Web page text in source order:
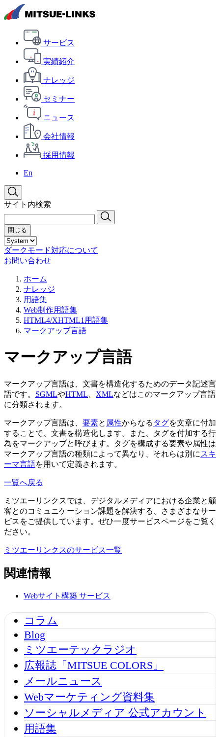
サービス
実績紹介
ナレッジ
セミナー
ニュース
会社情報
採用情報
En
サイト内検索
閉じる
ダークモード対応について
お問い合わせ
ホーム
ナレッジ
用語集
Web制作用語集
HTML4/XHTML1用語集
マークアップ言語
マークアップ言語
マークアップ言語は、文書を構造化するためのデータ記述言
語です。 SGMLやHTML XMLなどはこのマークアップ言語
に分類されます。
マークアップ言語は、 要素と 属性からなる タグを文章に付加
することで、文書を構造化します。また、タグを付加する行
為をマークアップと呼びます。タグを構成する要素や属性は
マークアップ言語の種類によって異なり、それらは別に スキ
ーマ言語を用いて定義されます。
一覧へ戻る
ミツエーリンクスでは、デジタルメディアにおける企業と顧
客とのコミュニケーション課題を解決する、さまざまなサー
ビスをご提供しています。ぜひ一度サービスページをご覧く
ださい。
ミツエーリンクスのサービス一覧
関連情報
Webサイト構築 サービス
コラム
Blog
ミツエーテックラジオ
広報誌「MITSUE COLORS」
メールニュース
Webマーケティング資料集
ソーシャルメディア 公式アカウント
用語集